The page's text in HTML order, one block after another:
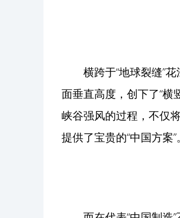
横跨于“地球裂缝”
面垂直高度，创下了“横
峡谷强风的过程，不仅
提供了宝贵的“中国方案”。